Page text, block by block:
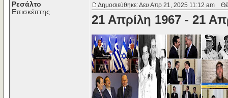
Ρεσάλτο
Επισκέπτης
Δημοσιεύθηκε: Δευ Απρ 21, 2025 11:12 am
21 Απρίλη 1967 - 21